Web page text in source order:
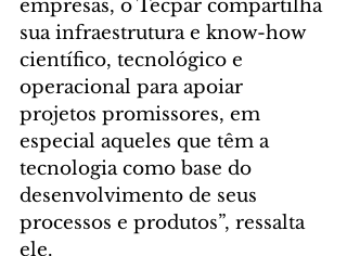
empresas, o Tecpar compartilha
sua infraestrutura e know-how
científico, tecnológico e
operacional para apoiar
projetos promissores, em
especial aqueles que têm a
tecnologia como base do
desenvolvimento de seus
processos e produtos”, ressalta
ele.